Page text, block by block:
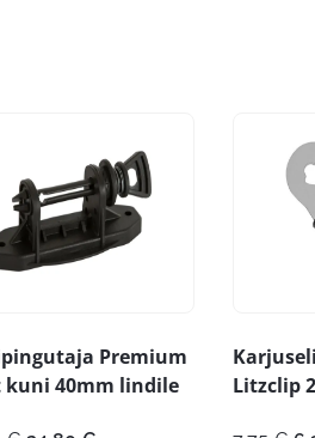
Premium
kuni 40mm lindile
Litzclip